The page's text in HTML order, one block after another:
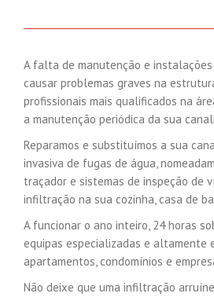
A falta de manutenção e
causar problemas graves na
profissionais mais qualificados na
a manutenção periódica da sua
Reparamos e substituímos a sua
invasiva de fugas de água,
traçador e sistemas de inspeção de
infiltração na sua cozinha, casa de
A funcionar o ano inteiro, 24 horas
equipas especializadas e altamente
apartamentos, condomínios e
Não deixe que uma infiltração